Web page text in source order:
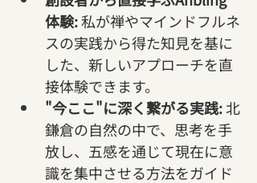
体験: 私が禅やマインドフルネ
スの実践から得た知見を基に
した、新しいアプローチを直
接体験できます。
"今ここ"に深く繋がる実践: 北
鎌倉の自然の中で、思考を手
放し、五感を通じて現在に意
識を集中させる方法をガイド